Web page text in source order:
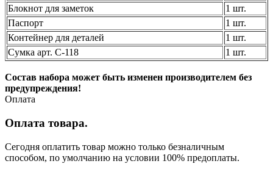
Блокнот для заметок
1 шт.
Паспорт
1 шт.
Контейнер для деталей
1 шт.
Сумка арт. С-118
1 шт.
Состав набора может быть изменен производителем без
предупреждения!
Оплата
Оплата товара.
Сегодня оплатить товар можно только безналичным
способом, по умолчанию на условии 100% предоплаты.